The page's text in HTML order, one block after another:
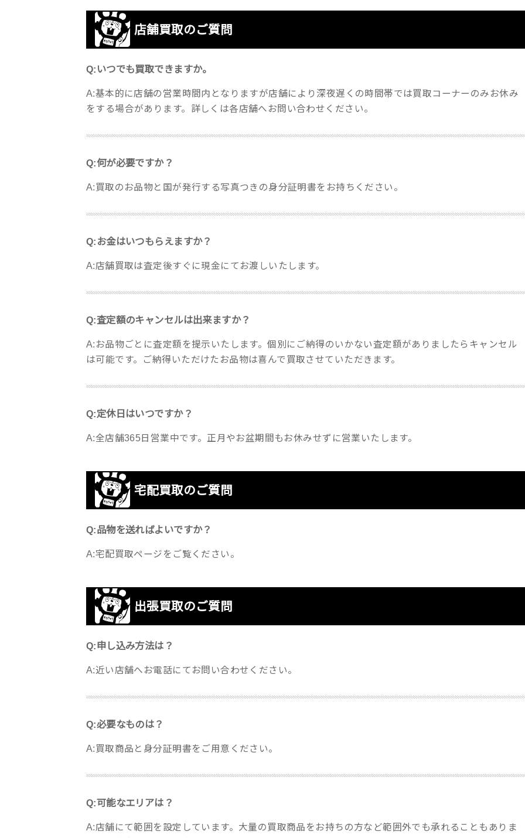
店舗買取のご質問
Q:いつでも買取できますか。
A:基本的に店舗の営業時間内となりますが店舗により深夜遅くの時間帯では買取コーナーのみお休み
をする場合があります。詳しくは各店舗へお問い合わせください。
Q:何が必要ですか？
A:買取のお品物と国が発行する写真つきの身分証明書をお持ちください。
Q:お金はいつもらえますか？
A:店舗買取は査定後すぐに現金にてお渡しいたします。
Q:査定額のキャンセルは出来ますか？
A:お品物ごとに査定額を提示いたします。個別にご納得のいかない査定額がありましたらキャンセル
は可能です。ご納得いただけたお品物は喜んで買取させていただきます。
Q:定休日はいつですか？
A:全店舗365日営業中です。正月やお盆期間もお休みせずに営業いたします。
宅配買取のご質問
Q:品物を送ればよいですか？
A:宅配買取ページをご覧ください。
出張買取のご質問
Q:申し込み方法は？
A:近い店舗へお電話にてお問い合わせください。
Q:必要なものは？
A:買取商品と身分証明書をご用意ください。
Q:可能なエリアは？
A:店舗にて範囲を設定しています。大量の買取商品をお持ちの方など範囲外でも承れることもありま